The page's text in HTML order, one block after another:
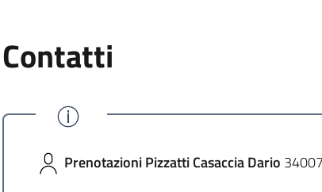
Contatti
Prenotazioni Pizzatti Casaccia Dario